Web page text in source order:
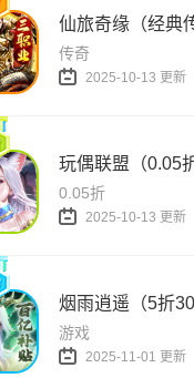
传奇
2025-10-13 更新
0.05折
2025-10-13 更新
游戏
2025-11-01 更新